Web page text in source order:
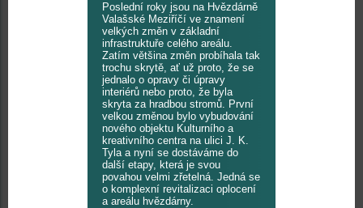
Poslední roky jsou na Hvězdárně
Valašské Meziříčí ve znamení
velkých změn v základní
infrastruktuře celého areálu.
Zatím většina změn probíhala tak
trochu skrytě, ať už proto, že se
jednalo o opravy či úpravy
interiérů nebo proto, že byla
skryta za hradbou stromů. První
velkou změnou bylo vybudování
nového objektu Kulturního a
kreativního centra na ulici J. K.
Tyla a nyní se dostáváme do
další etapy, která je svou
povahou velmi zřetelná. Jedná se
o komplexní revitalizaci oplocení
a areálu hvězdárny.